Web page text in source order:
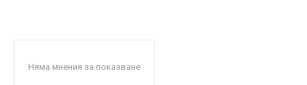
Няма мнения за показване